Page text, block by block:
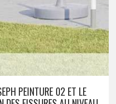
PEINTURE 02 ET LE